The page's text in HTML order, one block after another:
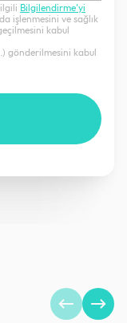
Bilgilendirme’yi
işlenmesini ve sağlık
kabul
gönderilmesini kabul